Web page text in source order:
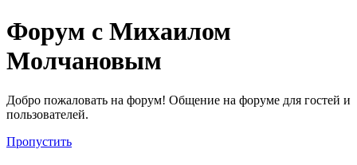
Форум с Михаилом
Молчановым
Добро пожаловать на форум! Общение на форуме для гостей и
пользователей.
Пропустить